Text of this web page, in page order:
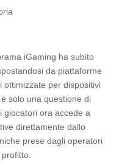
iGaming ha subito
da piattaforme
ottimizzate per dispositivi
solo una questione di
giocatori ora accede a
direttamente dallo
prese dagli operatori